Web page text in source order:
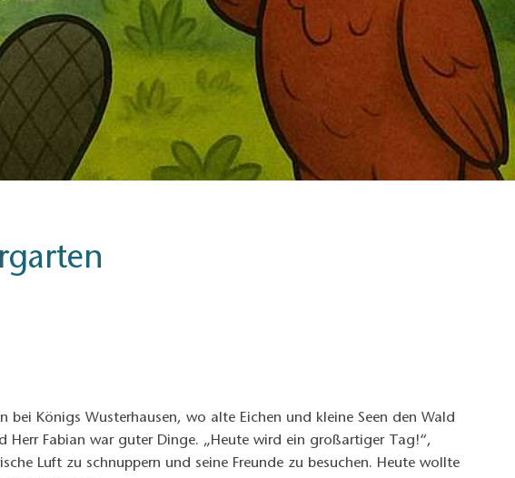
Königs Wusterhausen, wo alte Eichen und kleine Seen den Wald
Fabian war guter Dinge. „Heute wird ein großartiger Tag!“,
Luft zu schnuppern und seine Freunde zu besuchen. Heute wollte